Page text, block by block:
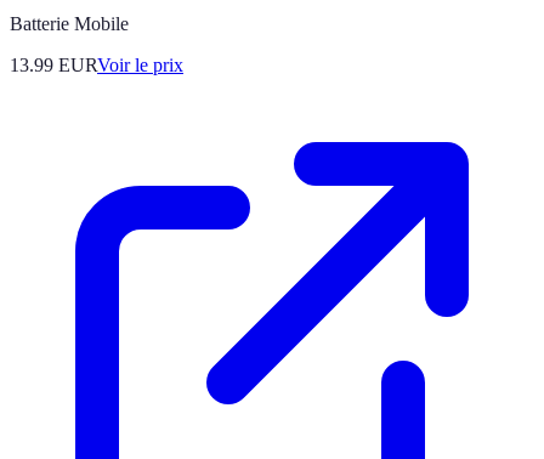
Batterie Mobile
13.99 EURVoir le prix